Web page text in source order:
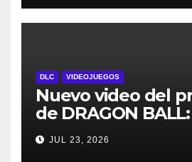
personajes
DLC VIDEOJUEGOS
Nuevo video del
de DRAGON
ZERO detalla el
Breaking NEO DLC
JUL 23, 2026